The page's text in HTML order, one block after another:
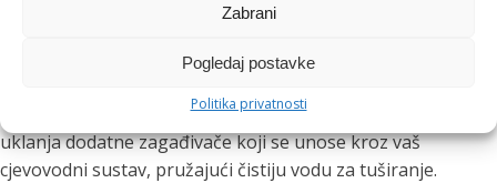
Zabrani
Pogledaj postavke
Politika privatnosti
Filtracija vitamina C: Tehnologija filtriranja vitamina C
kosu, pružajući dodatnu zaštitu od iritacija i suhoće.
Uklanjanje zagađivača: Sustav filtriranja od mikrovlakana
uklanja dodatne zagađivače koji se unose kroz vaš
cjevovodni sustav, pružajući čistiju vodu za tuširanje.